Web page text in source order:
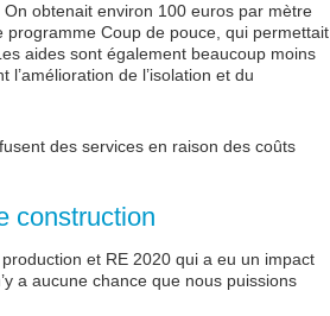
obtenait environ 100 euros par mètre
programme Coup de pouce, qui permettait
aides sont également beaucoup moins
de l’isolation et du
des services en raison des coûts
construction
et RE 2020 qui a eu un impact
a aucune chance que nous puissions